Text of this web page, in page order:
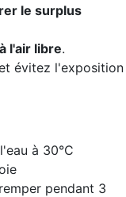
le surplus
à l'air libre.
évitez l'exposition
à 30°C
pendant 3